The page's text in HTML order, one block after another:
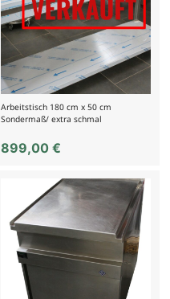
Arbeitstisch 180 cm x 50 cm
Sondermaß/ extra schmal
899,00€